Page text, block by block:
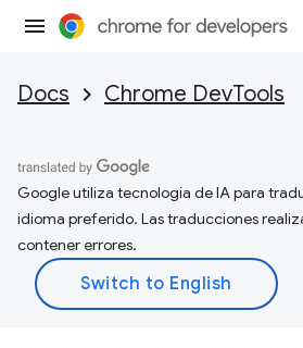
Docs Chrome DevTools
Google utiliza tecnología de IA para
idioma preferido. Las traducciones
contener errores.